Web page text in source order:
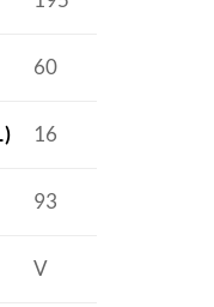
60
16
93
V